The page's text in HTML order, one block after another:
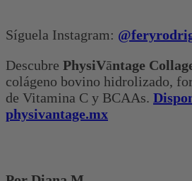
Síguela Instagram:
Descubre PhysiVāntage
colágeno bovino hidrolizado,
de Vitamina C y BCAAs.
physivantage.mx